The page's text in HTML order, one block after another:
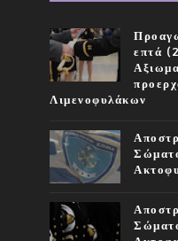
επτά
Λιμενοφυλάκων